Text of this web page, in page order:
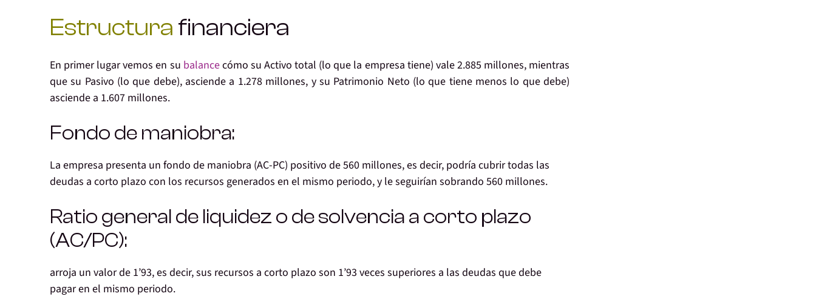
Estructura financiera
En primer lugar vemos en su balancecómo su Activo total (lo que la empresa tiene) vale 2.885 millones, mientras
que su Pasivo (lo que debe), asciende a 1.278 millones, y su Patrimonio Neto (lo que tiene menos lo que debe)
asciende a 1.607 millones.
Fondo de maniobra:
La empresa presenta un fondo de maniobra (AC-PC) positivo de 560 millones, es decir, podría cubrir todas las
deudas a corto plazo con los recursos generados en el mismo periodo, y le seguirían sobrando 560 millones.
Ratio general de liquidez o de solvencia a corto plazo
(AC/PC):
arroja un valor de 1’93, es decir, sus recursos a corto plazo son 1’93 veces superiores a las deudas que debe
pagar en el mismo periodo.